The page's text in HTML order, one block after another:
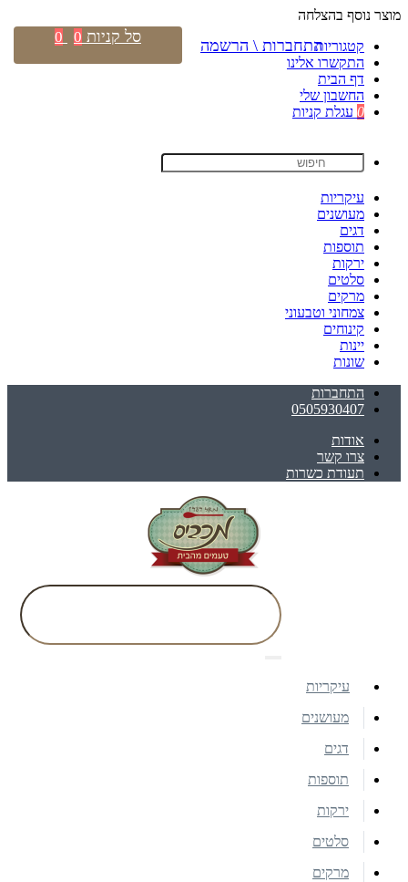
מוצר נוסף בהצלחה
קטגוריות
התקשרו אלינו
דף הבית
החשבון שלי
0 עגלת קניות
עיקריות
מעושנים
דגים
תוספות
ירקות
סלטים
מרקים
צמחוני וטבעוני
קינוחים
יינות
שונות
התחברות
0505930407
אודות
צרו קשר
תעודת כשרות
התחברות \ הרשמה סל קניות 0
0
עיקריות
מעושנים
דגים
תוספות
ירקות
סלטים
מרקים